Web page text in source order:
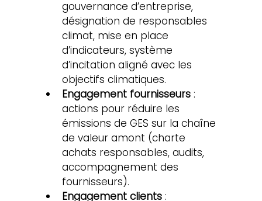
gouvernance d’entreprise,
désignation de responsables
climat, mise en place
d’indicateurs, système
d’incitation aligné avec les
objectifs climatiques.
Engagement fournisseurs :
actions pour réduire les
émissions de GES sur la chaîne
de valeur amont (charte
achats responsables, audits,
accompagnement des
fournisseurs).
Engagement clients :